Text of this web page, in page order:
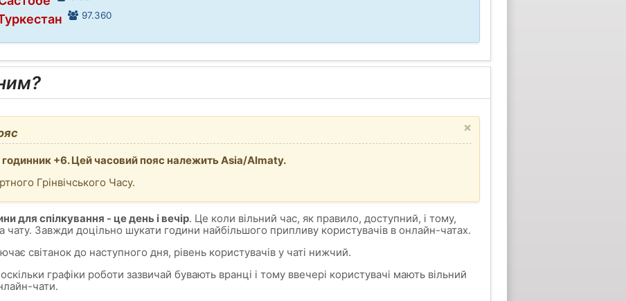
97.360
×
+6. Цей часовий пояс належить Asia/Almaty.
Грінвічського Часу.
для спілкування - це день і вечір. Це коли вільний час, як правило, доступний, і тому,
чату. Завжди доцільно шукати години найбільшого припливу користувачів в онлайн-чатах.
світанок до наступного дня, рівень користувачів у чаті нижчий.
графіки роботи зазвичай бувають вранці і тому ввечері користувачі мають вільний
чати.